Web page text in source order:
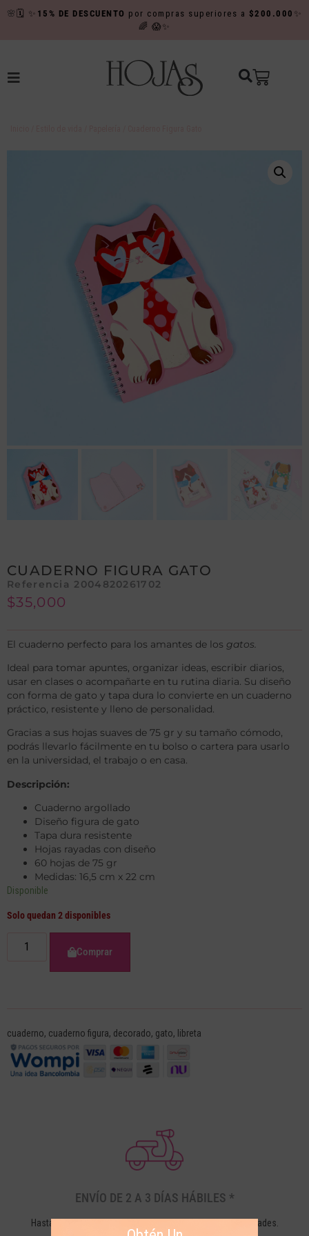
🌸 🗓️ ✨ 15% DE DESCUENTO por compras superiores a $200.000 ✨
🌈 😱✨
CUADERNO FIGURA GATO
Referencia 2004820261702
$35,000
El cuaderno perfecto para los amantes de los gatos.
Ideal para tomar apuntes, organizar ideas, escribir diarios,
usar en clases o acompañarte en tu rutina diaria. Su diseño
con forma de gato y tapa dura lo convierte en un cuaderno
práctico, resistente y lleno de personalidad.
Gracias a sus hojas suaves de 75 gr y su tamaño cómodo,
podrás llevarlo fácilmente en tu bolso o cartera para usarlo
en la universidad, el trabajo o en casa.
Descripción:
Cuaderno argollado
Diseño figura de gato
Tapa dura resistente
Hojas rayadas con diseño
60 hojas de 75 gr
Medidas: 16,5 cm x 22 cm
Disponible
Solo quedan 2 disponibles
Comprar
cuaderno, cuaderno figura, decorado, gato, libreta
ENVÍO DE 2 A 3 DÍAS HÁBILES *
Hasta 3 días hábiles a Bogotá y 5 días hábiles a otras ciudades.